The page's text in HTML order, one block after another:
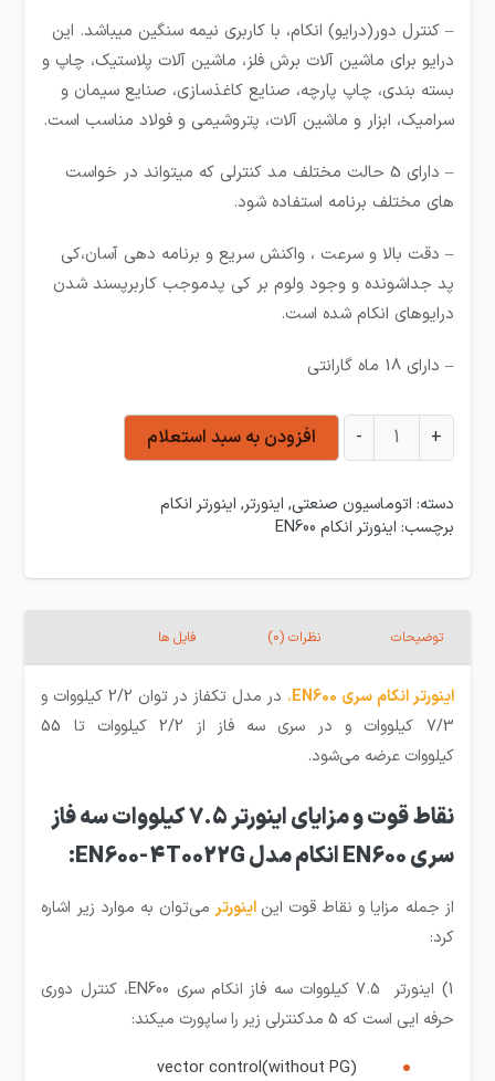
– کنترل دور(درایو) انکام، با کاربری نیمه سنگین میباشد. این
درایو برای ماشین آلات برش فلز، ماشین آلات پلاستیک، چاپ و
بسته بندی، چاپ پارچه، صنایع کاغذسازی، صنایع سیمان و
سرامیک، ابزار و ماشین آلات، پتروشیمی و فولاد مناسب است.
– دارای 5 حالت مختلف مد کنترلی که میتواند در خواست
های مختلف برنامه استفاده شود.
– دقت بالا و سرعت ، واکنش سریع و برنامه دهی آسان،کی
پد جداشونده و وجود ولوم بر کی پدموجب کاربرپسند شدن
درایوهای انکام شده است.
– دارای 18 ماه گارانتی
اینورتر ورودی سه فاز انکام 7.5 کیلووات سری EN600 مدل EN600-4T0075G عدد
+
- افزودن به سبد استعلام
دسته: اتوماسیون صنعتی, اینورتر, اینورتر انکام
برچسب: اینورتر انکام EN600
توضیحات نظرات (0) فایل ها
اینورتر انکام سری EN600 ،
در مدل تکفاز در توان 2/2 کیلووات و
7/3 کیلووات و در سری سه فاز از 2/2 کیلووات تا 55
کیلووات عرضه می‌شود.
نقاط قوت و مزایای اینورتر 7.5 کیلووات سه فاز
سریEN600انکام مدلEN600-4T0022G
:
از جمله مزایا و نقاط قوت این اینورتر می‌توان به موارد زیر اشاره
کرد:
1) اینورتر 7.5 کیلووات سه فاز انکام سری EN600، کنترل دوری
حرفه ایی است که 5 مدکنترلی زیر را ساپورت میکند: